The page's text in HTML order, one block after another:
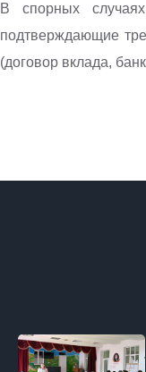
В спорных
подтверждающие
(договор вклада,